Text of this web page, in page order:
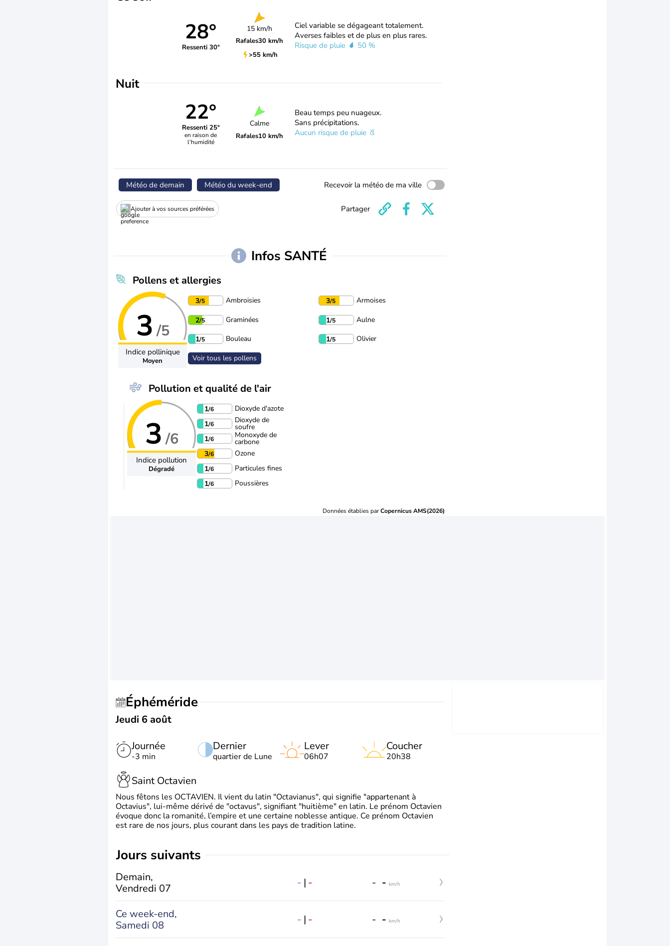
28°
Ressenti 30°
15 km/h
Rafales30 km/h
>55 km/h
Ciel variable se dégageant totalement.
Averses faibles et de plus en plus rares.
Risque de pluie
50 %
Nuit
22°
Ressenti 25°
en raison de
l'humidité
Calme
Rafales10 km/h
Beau temps peu nuageux.
Sans précipitations.
Aucun risque de pluie
Météo de demain Météo du week-end Recevoir la météo de ma ville
Ajouter à vos sources préférées Partager
Infos SANTÉ
Pollens et allergies
3 /5
Indice pollinique
Moyen
3/5 Ambroisies 3/5 Armoises
2/5 Graminées 1/5 Aulne
1/5 Bouleau 1/5 Olivier
Voir tous les pollens
Pollution et qualité de l'air
3 /6
Indice pollution
Dégradé
1/6
Dioxyde d'azote
1/6 Dioxyde de
soufre
1/6 Monoxyde de
carbone
3/6
Ozone
1/6
Particules fines
1/6 Poussières
Données établies parCopernicus AMS(2026)
Éphéméride
Jeudi 6 août
Journée
-3 min
Dernier
quartier de Lune
Lever
06h07
Coucher
20h38
Saint Octavien
Nous fêtons les OCTAVIEN. Il vient du latin "Octavianus", qui signifie "appartenant à
Octavius", lui-même dérivé de "octavus", signifiant "huitième" en latin. Le prénom Octavien
évoque donc la romanité, l’empire et une certaine noblesse antique. Ce prénom Octavien
est rare de nos jours, plus courant dans les pays de tradition latine.
jours suivants
Demain,
Vendredi 07
- | - - - km/h
Ce week-end,
Samedi 08
- | - - - km/h